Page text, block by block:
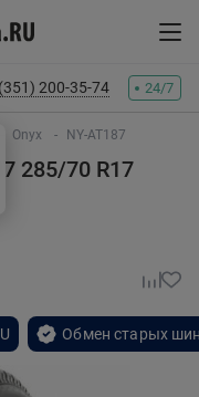
200-35-74 24/7
Onyx NY-AT187
285/70 R17
Обмен старых